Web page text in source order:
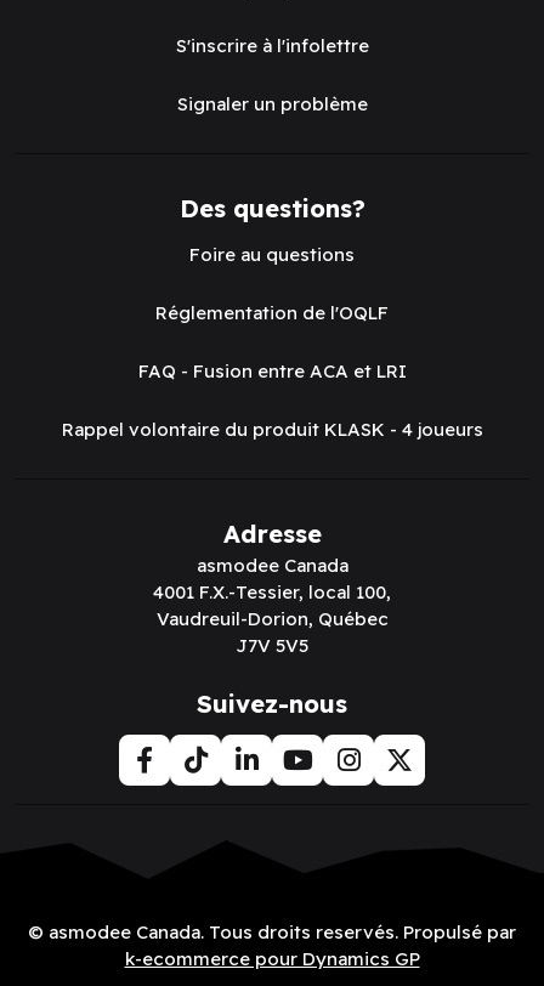
S'inscrire à l'infolettre
Signaler un problème
Des questions?
Foire au questions
Réglementation de l'OQLF
FAQ - Fusion entre ACA et LRI
Rappel volontaire du produit KLASK - 4 joueurs
Adresse
asmodee Canada
4001 F.X.-Tessier, local 100,
Vaudreuil-Dorion, Québec
J7V 5V5
Suivez-nous
© asmodee Canada. Tous droits reservés. Propulsé par
k-ecommerce pour Dynamics GP